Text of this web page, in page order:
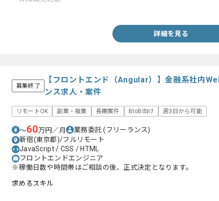
詳細を見る
募集終了
【フロントエンド（Angular）】金融系社内
ンス求人・案件
リモートOK 副業・複業 長期案件 BtoB向け 週3日から可能
〜60万円／月 業務委託(フリーランス)
新宿(東京都)/フルリモート
JavaScript / CSS / HTML
フロントエンドエンジニア
※稼働日数や時間帯はご相談の後、正式決定となります。
求めるスキル